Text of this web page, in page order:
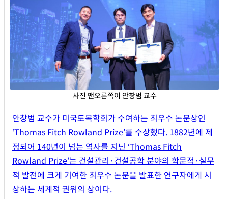
사진 맨오른쪽이 안창범 교수
안창범 교수가 미국토목학회가 수여하는 최우수 논문상인
‘Thomas Fitch Rowland Prize’를 수상했다. 1882년에 제
정되어 140년이 넘는 역사를 지닌 ‘Thomas Fitch
Rowland Prize’는 건설관리·건설공학 분야의 학문적·실무
적 발전에 크게 기여한 최우수 논문을 발표한 연구자에게 시
상하는 세계적 권위의 상이다.